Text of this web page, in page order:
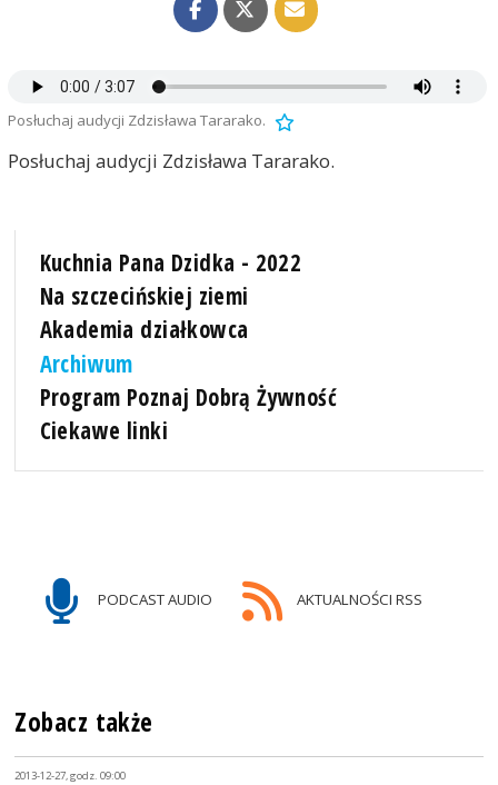
Posłuchaj audycji Zdzisława Tararako.
Posłuchaj audycji Zdzisława Tararako.
Kuchnia Pana Dzidka - 2022
Na szczecińskiej ziemi
Akademia działkowca
Archiwum
Program Poznaj Dobrą Żywność
Ciekawe linki
PODCAST AUDIO AKTUALNOŚCI RSS
Zobacz także
2013-12-27, godz. 09:00